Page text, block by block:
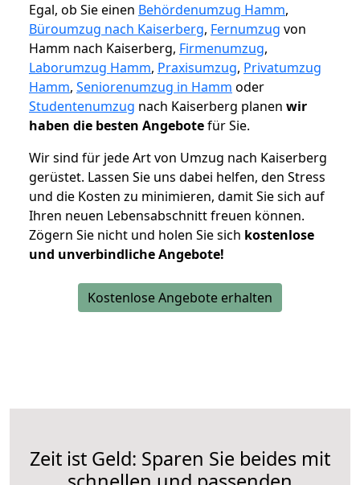
Egal, ob Sie einen Behördenumzug Hamm,
Büroumzug nach Kaiserberg, Fernumzug von
Hamm nach Kaiserberg, Firmenumzug,
Laborumzug Hamm, Praxisumzug, Privatumzug
Hamm, Seniorenumzug in Hamm oder
Studentenumzug nach Kaiserberg planen wir
haben die besten Angebotefür Sie.
Wir sind für jede Art von Umzug nach Kaiserberg
gerüstet. Lassen Sie uns dabei helfen, den Stress
und die Kosten zu minimieren, damit Sie sich auf
Ihren neuen Lebensabschnitt freuen können.
Zögern Sie nicht und holen Sie sich kostenlose
und unverbindliche Angebote!
Kostenlose Angebote erhalten
Zeit ist Geld: Sparen Sie beides mit